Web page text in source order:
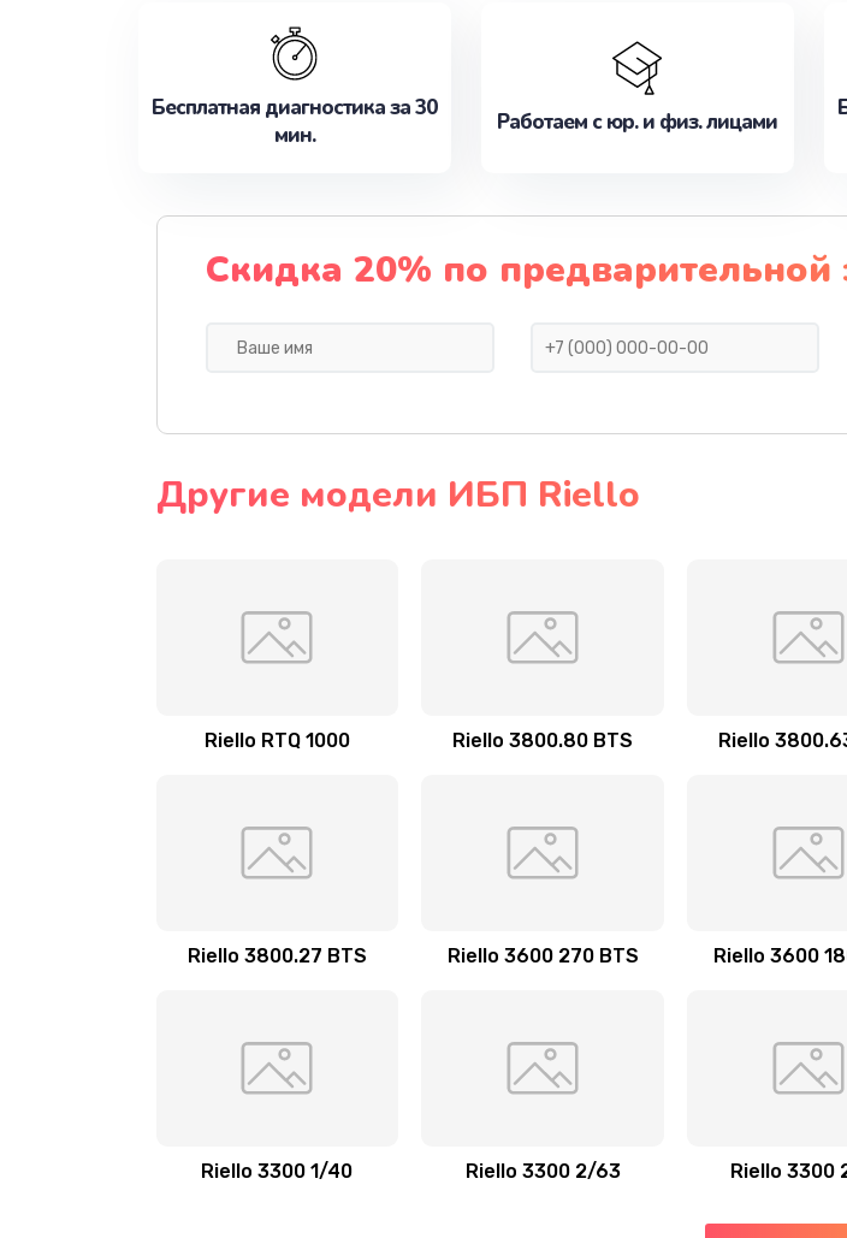
Бесплатная диагностика за 30
мин.
Работаем с юр. и физ. лицами
Скидка 20% по предварительной
Другие модели ИБП Riello
Riello RTQ 1000 Riello 3800.80 BTS Riello
Riello 3800.27 BTS Riello 3600 270 BTS Riello 3600
Riello 3300 1/40 Riello 3300 2/63 Riello 3300